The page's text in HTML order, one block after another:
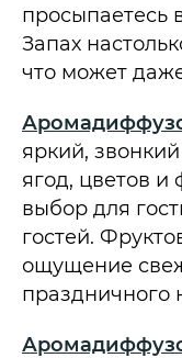
просыпаетесь
Запах
что может
яркий,
ягод, цветов и
выбор для
гостей.
ощущение
праздничного